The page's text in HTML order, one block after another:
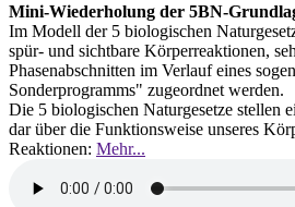
Mini-Wiederholung der 5BN-
Im Modell der 5 biologischen
spür- und sichtbare Körperreaktionen,
Phasenabschnitten im Verlauf eines
Sonderprogramms" zugeordnet werden.
Die 5 biologischen Naturgesetze stellen
dar über die Funktionsweise unseres
Reaktionen: Mehr...